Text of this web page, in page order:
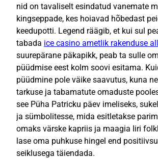
nid on tavaliselt esindatud vanemate
kingseppade, kes hoiavad hõbedast
keedupotti. Legend räägib, et kui sul
tabada ice casino ametlik rakenduse
suurepärane päkapikk, peab ta sulle
püüdmise eest kolm soovi esitama.
püüdmine pole väike saavutus, kuna
tarkuse ja tabamatute omaduste
see Püha Patricku päev imeliseks,
ja sümbolitesse, mida esitletakse
omaks värske kapriis ja maagia Iiri
lase oma puhkuse hingel end
seiklusega täiendada.